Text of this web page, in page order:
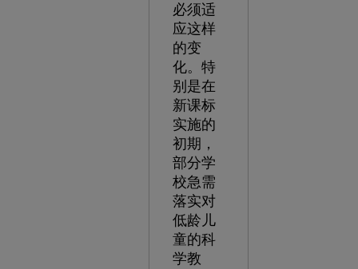
必须适
应这样
的变
化。特
别是在
新课标
实施的
初期，
部分学
校急需
落实对
低龄儿
童的科
学教